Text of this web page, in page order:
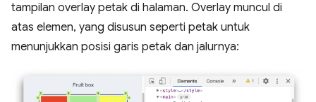
tampilan overlay petak di halaman. Overlay muncul di
atas elemen, yang disusun seperti petak untuk
menunjukkan posisi garis petak dan jalurnya: